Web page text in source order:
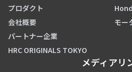
プロダクト
会社概要
パートナー企業
HRC ORIGINALS TOKYO
モー
メディアリ